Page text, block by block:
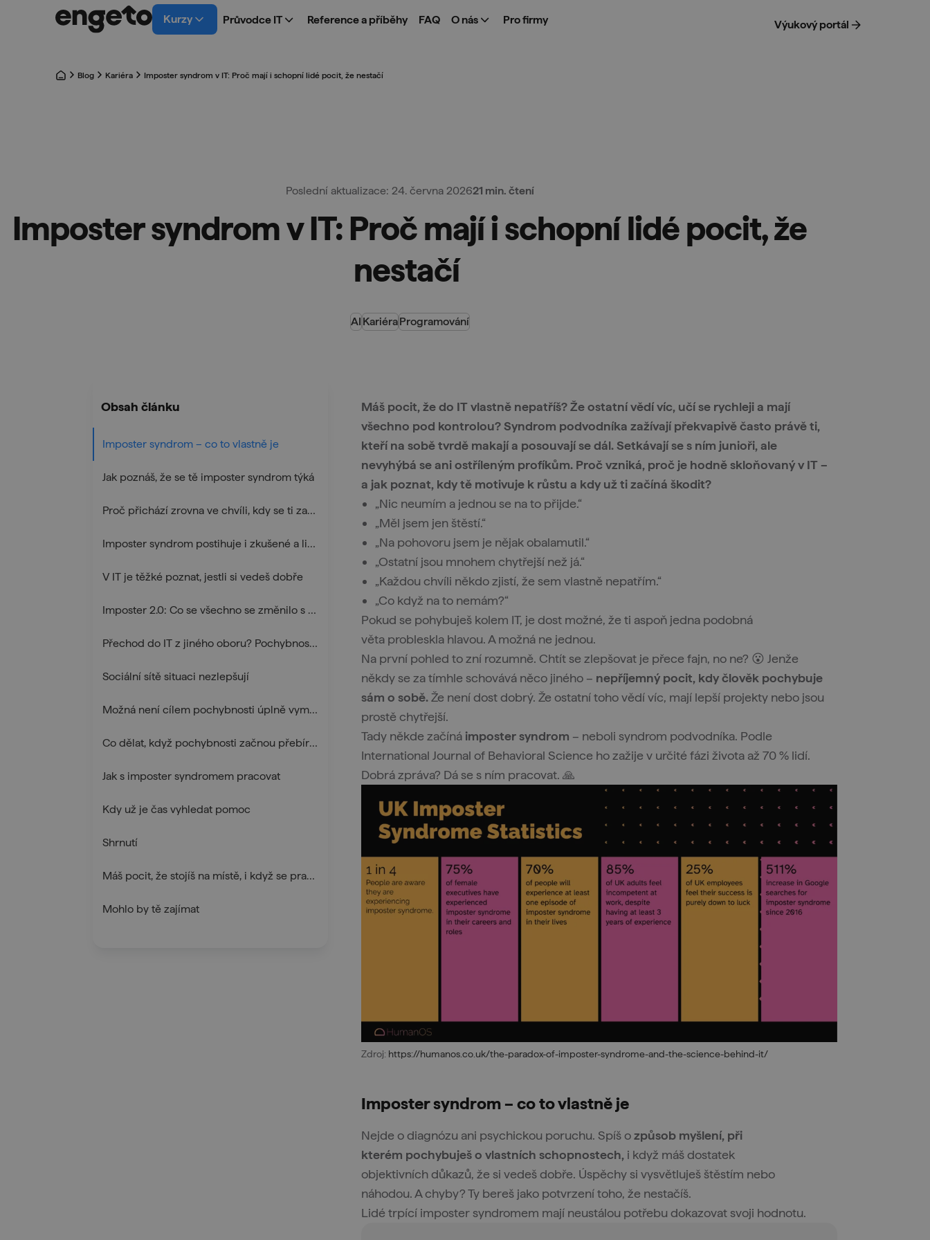
Kurzy Průvodce IT Reference a příběhy FAQ O nás Pro firmy Výukový portál
Blog Kariéra Imposter syndrom v IT: Proč mají i schopní lidé pocit, že nestačí
Poslední aktualizace: 24. června 202621 min. čtení
Imposter syndrom v IT: Proč mají i schopní lidé pocit, že
nestačí
AI KariéraProgramování
Obsah článku
Imposter syndrom – co to vlastně je
Jak poznáš, že se tě imposter syndrom týká
Proč přichází zrovna ve chvíli, kdy se ti začne dařit
Imposter syndrom postihuje i zkušené a lidi ve vedení
V IT je těžké poznat, jestli si vedeš dobře
Imposter 2.0: Co se všechno se změnilo s příchodem AI
Přechod do IT z jiného oboru? Pochybnosti zaručeny
Sociální sítě situaci nezlepšují
Možná není cílem pochybnosti úplně vymazat
Co dělat, když pochybnosti začnou přebírat kontrolu
Jak s imposter syndromem pracovat
Kdy už je čas vyhledat pomoc
Shrnutí
Máš pocit, že stojíš na místě, i když se pravidelně učíš
Mohlo by tě zajímat
Máš pocit, že do IT vlastně nepatříš? Že ostatní vědí víc, učí se rychleji a mají
všechno pod kontrolou? Syndrom podvodníka zažívají překvapivě často právě ti,
kteří na sobě tvrdě makají a posouvají se dál. Setkávají se s ním junioři, ale
nevyhýbá se ani ostříleným profíkům. Proč vzniká, proč je hodně skloňovaný v IT –
a jak poznat, kdy tě motivuje k růstu a kdy už ti začíná škodit?
„Nic neumím a jednou se na to přijde.“
„Měl jsem jen štěstí.“
„Na pohovoru jsem je nějak obalamutil.“
„Ostatní jsou mnohem chytřejší než já.“
„Každou chvíli někdo zjistí, že sem vlastně nepatřím.“
„Co když na to nemám?“
Pokud se pohybuješ kolem IT, je dost možné, že ti aspoň jedna podobná
věta probleskla hlavou. A možná ne jednou.
Na první pohled to zní rozumně. Chtít se zlepšovat je přece fajn, no ne? 😮 Jenže
někdy se za tímhle schovává něco jiného – nepříjemný pocit, kdy člověk pochybuje
sám o sobě.Že není dost dobrý. Že ostatní toho vědí víc, mají lepší projekty nebo jsou
prostě chytřejší.
Tady někde začíná imposter syndrom – neboli syndrom podvodníka. Podle
International Journal of Behavioral Science ho zažije v určité fázi života až 70 % lidí.
Dobrá zpráva? Dá se s ním pracovat. 🙏
Zdroj: https://humanos.co.uk/the-paradox-of-imposter-syndrome-and-the-science-behind-it/
Imposter syndrom – co to vlastně je
Nejde o diagnózu ani psychickou poruchu. Spíš ozpůsob myšlení, při
kterém pochybuješ o vlastních schopnostech, i když máš dostatek
objektivních důkazů, že si vedeš dobře. Úspěchy si vysvětluješ štěstím nebo
náhodou. A chyby? Ty berеš jako potvrzení toho, že nestačíš.
Lidé trpící imposter syndromem mají neustálou potřebu dokazovat svoji hodnotu.